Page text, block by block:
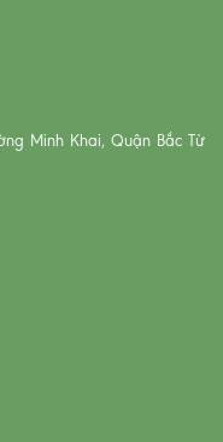
Minh Khai, Quận Bắc Từ